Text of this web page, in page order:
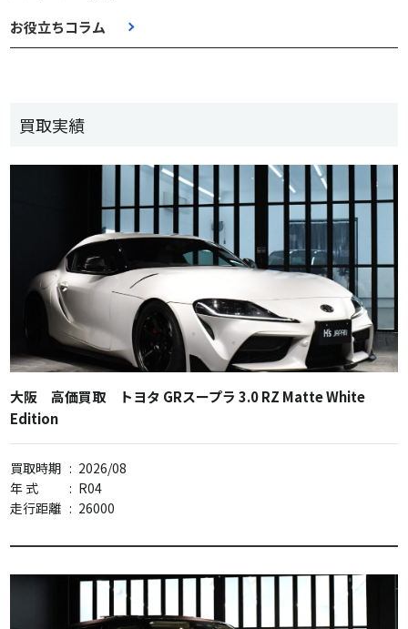
お役立ちコラム
買取実績
大阪 高価買取 トヨタ GRスープラ 3.0 RZ Matte White
Edition
買取時期 : 2026/08
年 式
: R04
走行距離 : 26000